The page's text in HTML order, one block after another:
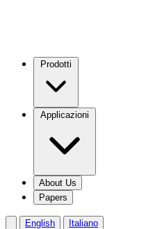
Prodotti
Applicazioni
About Us
Papers
English Italiano